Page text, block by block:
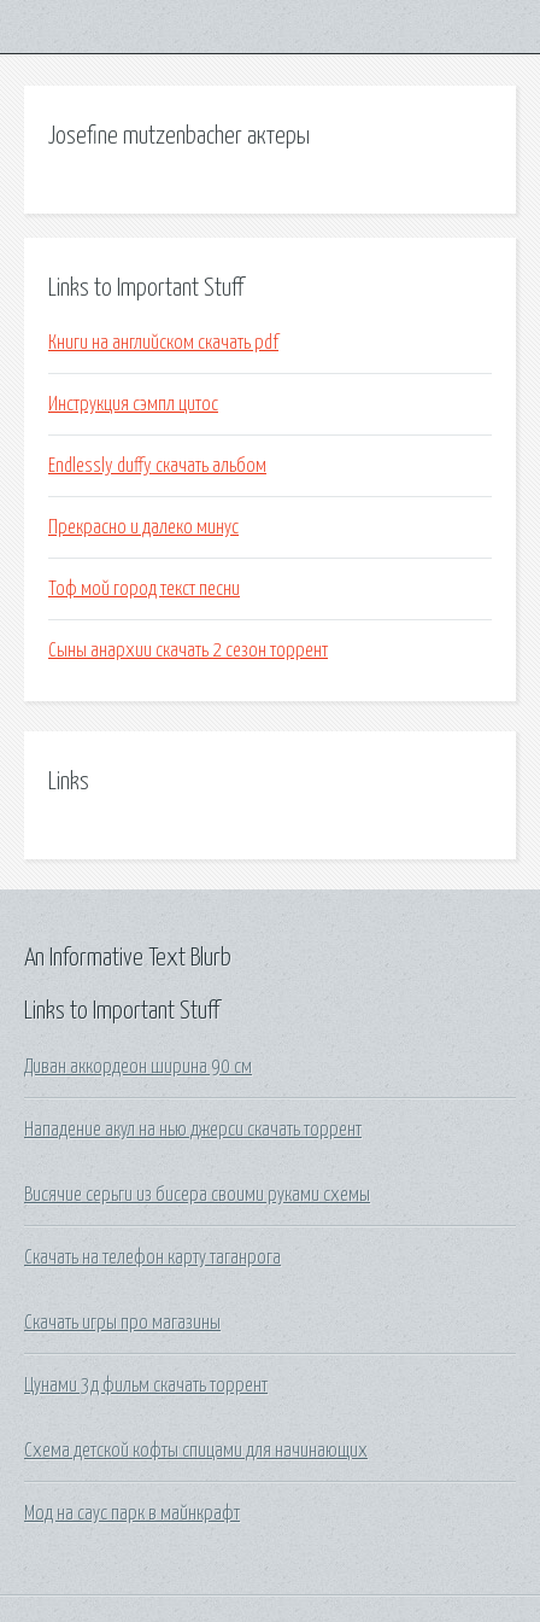
Josefine mutzenbacher актеры
Links to Important Stuff
Книги на английском скачать pdf
Инструкция сэмпл цитос
Endlessly duffy скачать альбом
Прекрасно и далеко минус
Тоф мой город текст песни
Сыны анархии скачать 2 сезон торрент
Links
Links to Important Stuff
Диван аккордеон ширина 90 см
Нападение акул на нью джерси скачать торрент
Висячие серьги из бисера своими руками схемы
Скачать на телефон карту таганрога
Скачать игры про магазины
Цунами 3д фильм скачать торрент
Схема детской кофты спицами для начинающих
Мод на саус парк в майнкрафт
An Informative Text Blurb